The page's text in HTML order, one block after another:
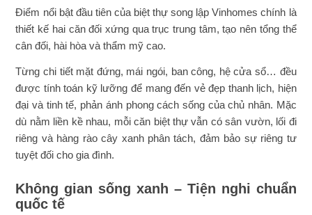
Điểm nổi bật đầu tiên của biệt thự song lập Vinhomes chính là
thiết kế hai căn đối xứng qua trục trung tâm, tạo nên tổng thể
cân đối, hài hòa và thẩm mỹ cao.
Từng chi tiết mặt đứng, mái ngói, ban công, hệ cửa sổ… đều
được tính toán kỹ lưỡng để mang đến vẻ đẹp thanh lịch, hiện
đại và tinh tế, phản ánh phong cách sống của chủ nhân. Mặc
dù nằm liền kề nhau, mỗi căn biệt thự vẫn có sân vườn, lối đi
riêng và hàng rào cây xanh phân tách, đảm bảo sự riêng tư
tuyệt đối cho gia đình.
Không gian sống xanh – Tiện nghi chuẩn
quốc tế